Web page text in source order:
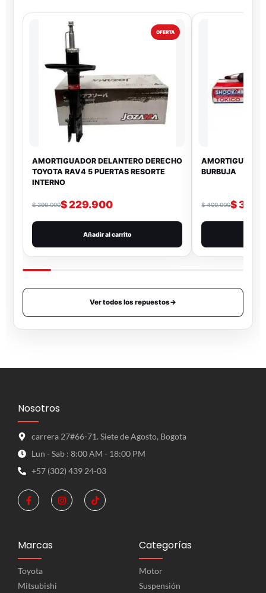
OFERTA
AMORTIGUADOR DELANTERO DERECHO
TOYOTA RAV4 5 PUERTAS RESORTE
INTERNO
$290.000$229.900
Añadir al carrito
BURBUJA
$400.000$
Ver todos los repuestos→
Nosotros
carrera 27#66-71. Siete de Agosto, Bogota
Lun - Sab : 8:00 AM - 18:00 PM
+57 (302) 439 24-03
Marcas
Toyota
Mitsubishi
Categorías
Motor
Suspensión